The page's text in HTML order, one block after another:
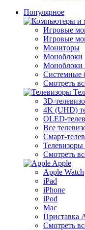
Популярное
Игровые
Игровые
Мониторы
Моноблоки
Моноблоки
Системные
Смотреть
3D-
4K (UHD)
OLED-
Все
Смарт-
Смотреть
Apple
Apple Watch
iPad
iPhone
iPod
Mac
Приставка
Смотреть